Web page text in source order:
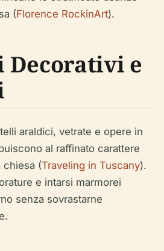
(Florence RockinArt).
Decorativi e
araldici, vetrate e opere in
al raffinato carattere
chiesa (Traveling in Tuscany).
e intarsi marmorei
senza sovrastarne